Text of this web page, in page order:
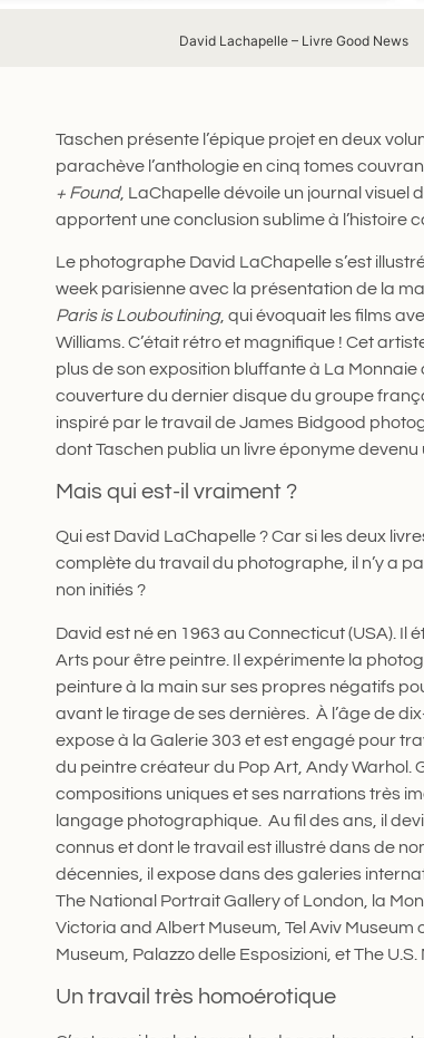
David Lachapelle – Livre Good News
Taschen présente l’épique projet en deux
parachève l’anthologie en cinq tomes
+ Found, LaChapelle dévoile un journal visuel
apportent une conclusion sublime à l’histoire
Le photographe David LaChapelle s’est
week parisienne avec la présentation de la
Paris is Louboutining, qui évoquait les films
Williams. C’était rétro et magnifique ! Cet
plus de son exposition bluffante à La
couverture du dernier disque du groupe
inspiré par le travail de James Bidgood
dont Taschen publia un livre éponyme devenu
Mais qui est-il vraiment ?
Qui est David LaChapelle ? Car si les deux
complète du travail du photographe, il n’y a
non initiés ?
David est né en 1963 au Connecticut (USA). Il
Arts pour être peintre. Il expérimente la
peinture à la main sur ses propres négatifs
avant le tirage de ses dernières. À l’âge de
expose à la Galerie 303 et est engagé pour
du peintre créateur du Pop Art, Andy Warhol.
compositions uniques et ses narrations très
langage photographique. Au fil des ans, il
connus et dont le travail est illustré dans de
décennies, il expose dans des galeries
The National Portrait Gallery of London, la
Victoria and Albert Museum, Tel Aviv Museum
Museum, Palazzo delle Esposizioni, et The
Un travail très homoérotique